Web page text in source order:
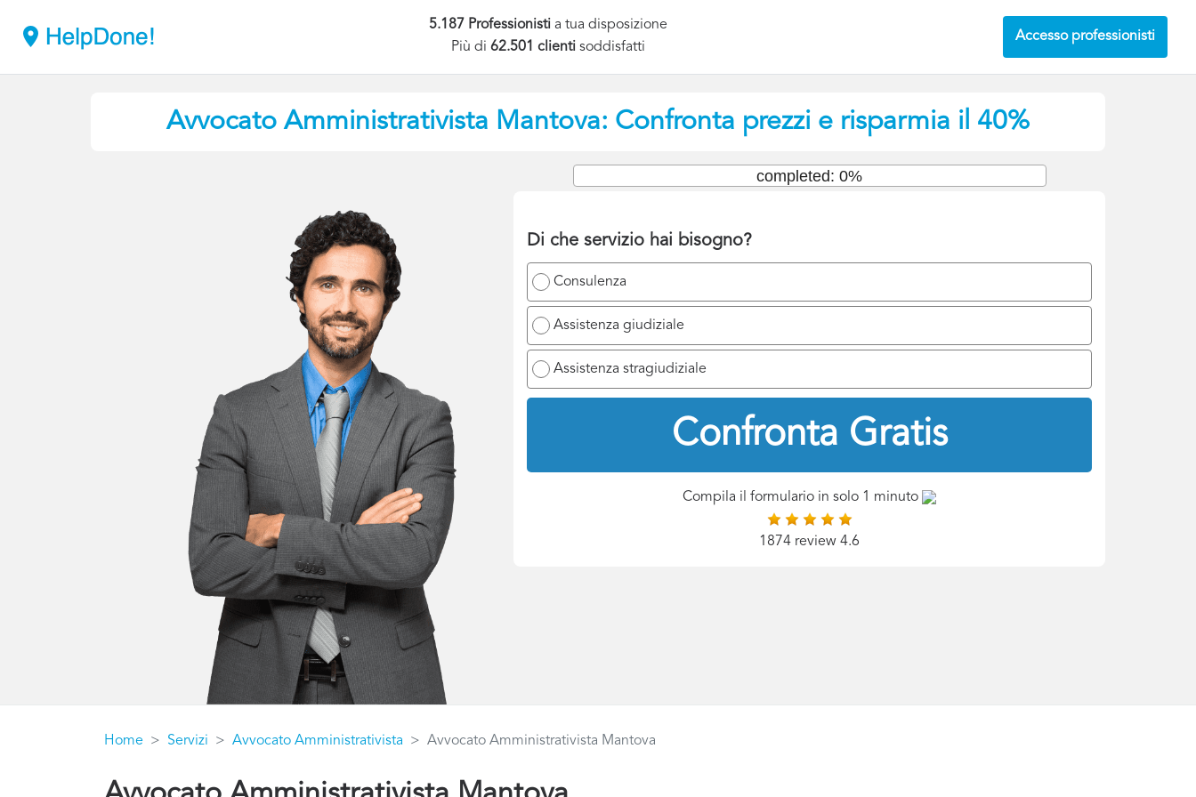
5.187 Professionisti a tua disposizione
Più di62.501 clientisoddisfatti
Accesso professionisti
Avvocato Amministrativista Mantova: Confronta prezzi e risparmia il 40%
Di che servizio hai bisogno?
Consulenza
Assistenza giudiziale
Assistenza stragiudiziale
Confronta Gratis
completed: 0%
Compila il formulario in solo 1 minuto
1874 review 4.6
Home Servizi Avvocato Amministrativista Avvocato Amministrativista Mantova